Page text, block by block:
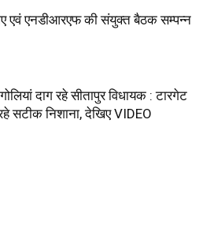
एवं एनडीआरएफ की संयुक्त बैठक सम्पन्न
दाग रहे सीतापुर विधायक : टारगेट
सटीक निशाना, देखिए VIDEO